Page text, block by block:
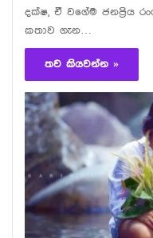
දක්ෂ, ඒ වගේම ජනප්‍රිය
කතාව ගැන…
තව කියවන්න »